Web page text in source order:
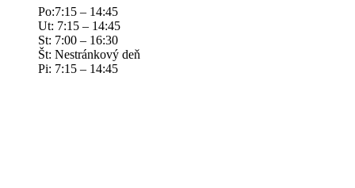
Po:7:15 – 14:45
Ut: 7:15 – 14:45
St: 7:00 – 16:30
Št: Nestránkový deň
Pi: 7:15 – 14:45